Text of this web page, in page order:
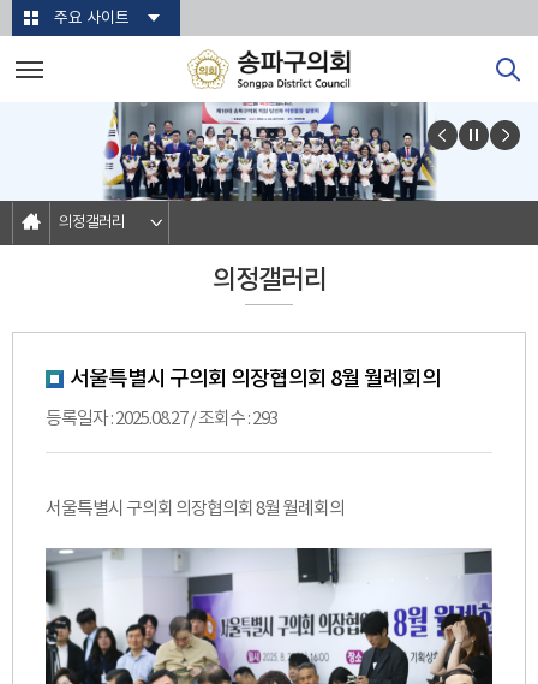
본문바로가기주요 사이트
의정갤러리
의정갤러리
서울특별시 구의회 의장협의회 8월 월례회의
등록일자 : 2025.08.27 / 조회수 : 293
서울특별시 구의회 의장협의회 8월 월례회의